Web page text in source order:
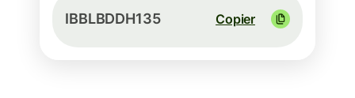
IBBLBDDH135 Copier